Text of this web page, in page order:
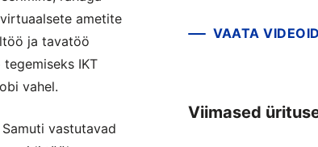
ametite
ja tavatöö
IKT
vahel.
vastutavad
VAATA VIDEOID
Viimased